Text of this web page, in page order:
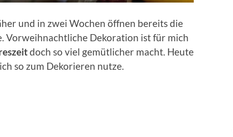
und in zwei Wochen öffnen bereits die
Vorweihnachtliche Dekoration ist für mich
doch so viel gemütlicher macht. Heute
so zum Dekorieren nutze.